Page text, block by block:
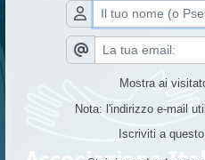
Mostra ai
Nota: l'indirizzo e-mail
Iscriviti a